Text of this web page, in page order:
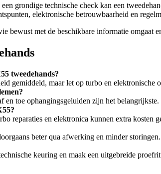
grondige technische check kan een
elektronische betrouwbaarheid en
bewust met de beschikbare informatie
tweedehands?
gemiddeld, maar let op turbo en elektronische
en toe ophangingsgeluiden zijn het belangrijkste.
reparaties en elektronica kunnen extra kosten
beter qua afwerking en minder storingen.
keuring en maak een uitgebreide